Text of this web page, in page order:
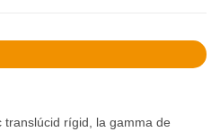
rígid, la gamma de